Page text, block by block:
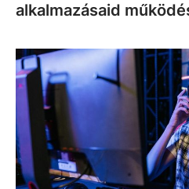
alkalmazásaid